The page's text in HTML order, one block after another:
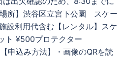
所】渋谷区立宮下公園 スケー
設利用代含む【レンタル】スケ
ト ¥500プロテクター
申込み方法】・画像のQRを読